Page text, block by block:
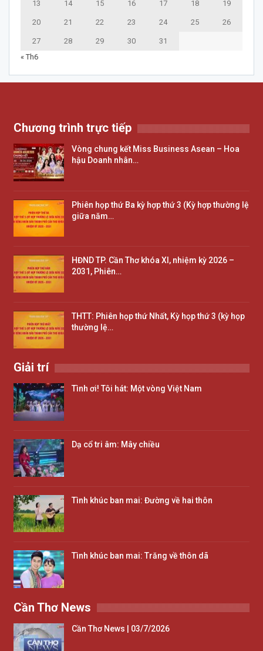
13 14 15 16 17 18 19
20 21 22 23 24 25 26
27 28 29 30
31
« Th6
Chương trình trực tiếp
Vòng chung kết Miss Business Asean – Hoa
hậu Doanh nhân…
Phiên họp thứ Ba kỳ hợp thứ 3 (Kỳ hợp thường lệ
giữa năm…
HĐND TP. Cần Thơ khóa XI, nhiệm kỳ 2026 –
2031, Phiên…
THTT: Phiên họp thứ Nhất, Kỳ họp thứ 3 (kỳ họp
thường lệ…
Giải trí
Tình ơi! Tôi hát: Một vòng Việt Nam
Dạ cổ tri âm: Mây chiều
Tình khúc ban mai: Đường về hai thôn
Tình khúc ban mai: Trăng về thôn dã
Cần Thơ News
Cần Thơ News | 03/7/2026